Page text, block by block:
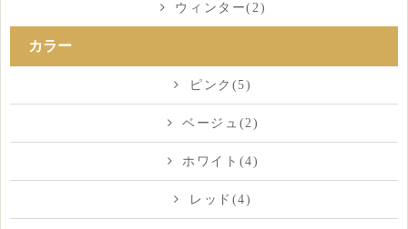
ウィンター(2)
カラー
ピンク(5)
ベージュ(2)
ホワイト(4)
レッド(4)